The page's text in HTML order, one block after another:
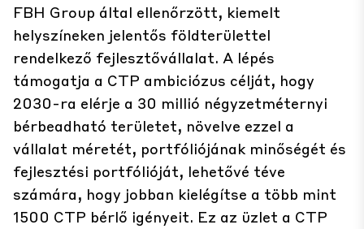
FBH Group által ellenőrzött, kiemelt
helyszíneken jelentős földterülettel
rendelkező fejlesztővállalat. A lépés
támogatja a CTP ambiciózus célját, hogy
2030-ra elérje a 30 millió négyzetméternyi
bérbeadható területet, növelve ezzel a
vállalat méretét, portfóliójának minőségét és
fejlesztési portfólióját, lehetővé téve
számára, hogy jobban kielégítse a több mint
1500 CTP bérlő igényeit. Ez az üzlet a CTP